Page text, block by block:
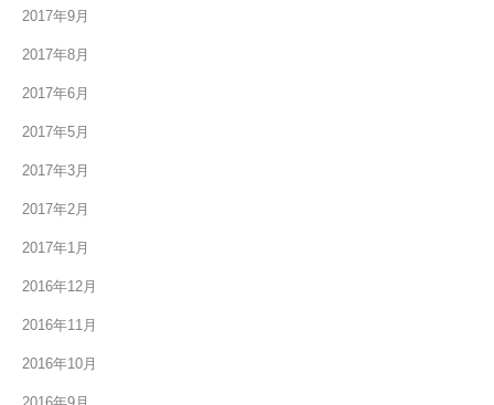
2017年9月
2017年8月
2017年6月
2017年5月
2017年3月
2017年2月
2017年1月
2016年12月
2016年11月
2016年10月